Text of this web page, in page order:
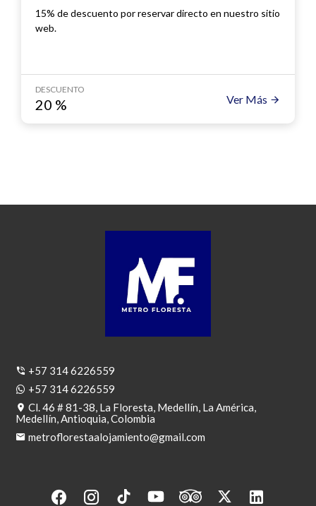
15% de descuento por reservar directo en nuestro sitio
web.
DESCUENTO
20 % Ver Más
+57 314 6226559
+57 314 6226559
Cl. 46 # 81-38, La Floresta, Medellín, La América,
Medellín, Antioquia, Colombia
metroflorestaalojamiento@gmail.com